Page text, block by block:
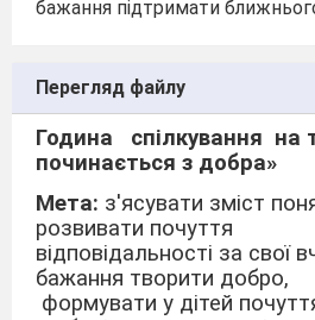
бажання підтримати
Перегляд файлу
Година спілкування на
починається з добра»
Мета: з'ясувати зміст
розвивати почуття
відповідальності за свої
бажання творити добро,
формувати у дітей